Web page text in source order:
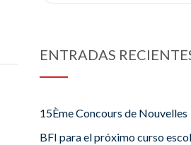
ENTRADAS
15Ème Concours de Nouvelles
BFI para el próximo curso